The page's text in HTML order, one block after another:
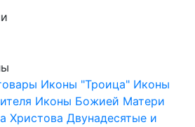
Иконы "Троица" Иконы
Иконы Божией Матери
Христова Двунадесятые и